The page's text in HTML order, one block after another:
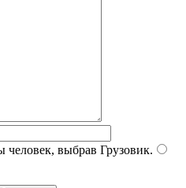
человек, выбрав Грузовик.